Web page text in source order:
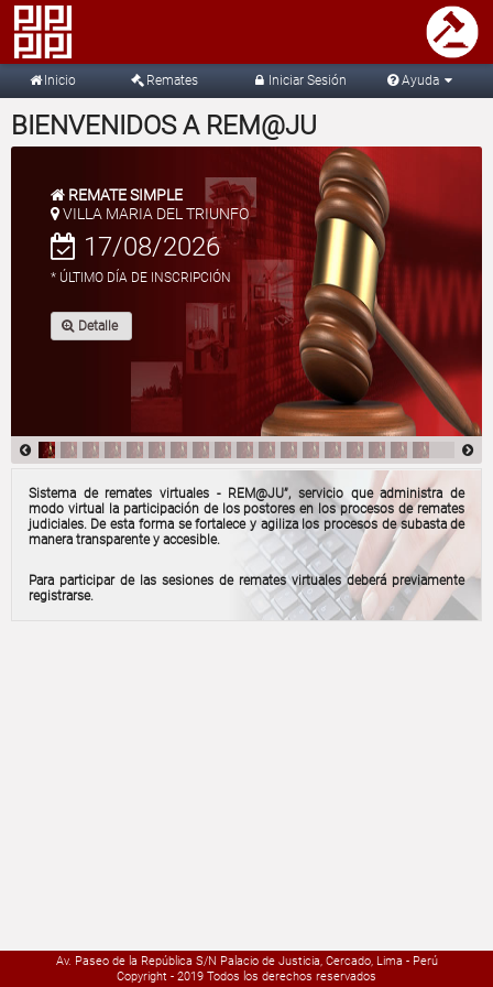
Inicio Remates Iniciar Sesión Ayuda
BIENVENIDOS A REM@JU
REMATE SIMPLE
VILLA MARIA DEL TRIUNFO
17/08/2026
* ÚLTIMO DÍA DE INSCRIPCIÓN
Detalle
Sistema de remates virtuales - REM@JU”, servicio que administra de
modo virtual la participación de los postores en los procesos de remates
judiciales. De esta forma se fortalece y agiliza los procesos de subasta de
manera transparente y accesible.
Para participar de las sesiones de remates virtuales deberá previamente
registrarse.
Av. Paseo de la República S/N Palacio de Justicia, Cercado, Lima - Perú
Copyright - 2019 Todos los derechos reservados